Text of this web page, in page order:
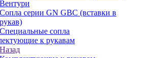
Вентури
Сопла серии GN GBC (вставки в
рукав)
Специальные сопла
к рукавам
Назад